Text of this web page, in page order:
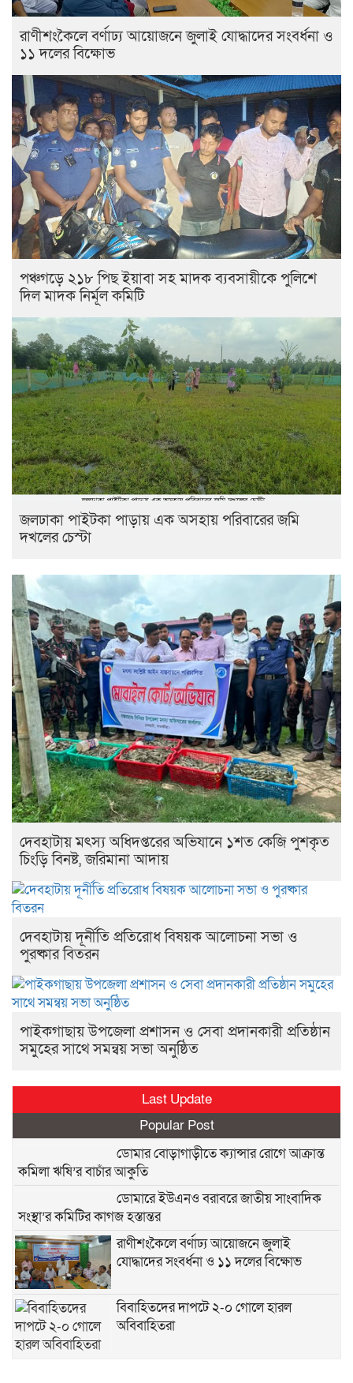
রাণীশংকৈলে বর্ণাঢ্য আয়োজনে জুলাই যোদ্ধাদের সংবর্ধনা ও
১১ দলের বিক্ষোভ
পঞ্চগড়ে ২১৮ পিছ ইয়াবা সহ মাদক ব্যবসায়ীকে পুলিশে
দিল মাদক নির্মূল কমিটি
জলঢাকা পাইটকা পাড়ায় এক অসহায় পরিবারের জমি
দখলের চেস্টা
দেবহাটায় মৎস্য অধিদপ্তরের অভিযানে ১শত কেজি পুশকৃত
চিংড়ি বিনষ্ট, জরিমানা আদায়
দেবহাটায় দূর্নীতি প্রতিরোধ বিষয়ক আলোচনা সভা ও
পুরষ্কার বিতরন
পাইকগাছায় উপজেলা প্রশাসন ও সেবা প্রদানকারী প্রতিষ্ঠান
সমুহের সাথে সমন্বয় সভা অনুষ্ঠিত
Last Update
Popular Post
ডোমার বোড়াগাড়ীতে ক্যান্সার রোগে আক্রান্ত
কমিলা ঋষি’র বাচাঁর আকুতি
ডোমারে ইউএনও বরাবরে জাতীয় সাংবাদিক
সংস্থা’র কমিটির কাগজ হস্তান্তর
রাণীশংকৈলে বর্ণাঢ্য আয়োজনে জুলাই
যোদ্ধাদের সংবর্ধনা ও ১১ দলের বিক্ষোভ
বিবাহিতদের দাপটে ২-০ গোলে হারল
অবিবাহিতরা